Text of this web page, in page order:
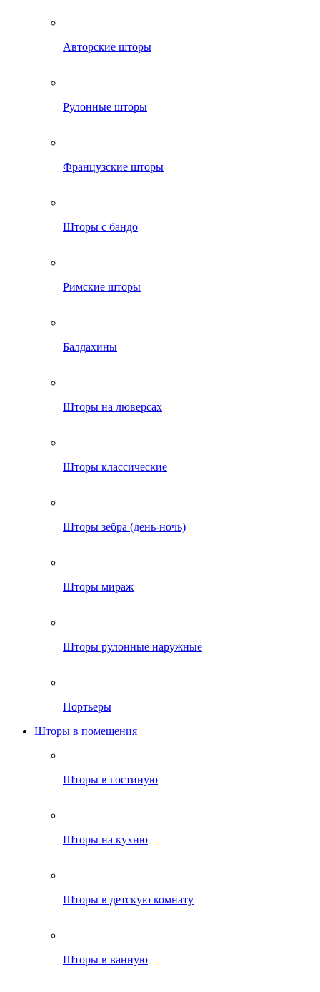
Авторские шторы
Рулонные шторы
Французские шторы
Шторы с бандо
Римские шторы
Балдахины
Шторы на люверсах
Шторы классические
Шторы зебра (день-ночь)
Шторы мираж
Шторы рулонные наружные
Портьеры
Шторы в помещения
Шторы в гостиную
Шторы на кухню
Шторы в детскую комнату
Шторы в ванную